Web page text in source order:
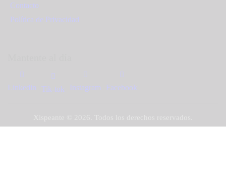
Contacto
Política de Privacidad
Linkedin Tik-tok Instagram Facebook